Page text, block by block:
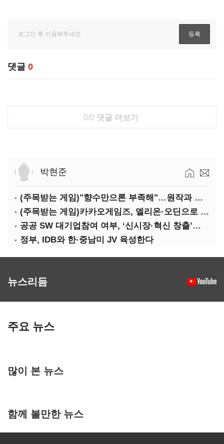
댓글 0
0/0 댓글 더보기
박현준
(주목받는 게임)"향수만으론 부족해"…원작과 차별화 성공한 '리니지M'
(주목받는 게임)카카오게임즈, 엘리온·오딘으로 MMORPG 투트랙 공세
공공 SW 대기업참여 여부, ‘신시장·혁신 창출’도 평가한다
정부, IDB와 한·중남미 JV 육성한다
뉴스리듬
주요 뉴스
많이 본 뉴스
함께 볼만한 뉴스